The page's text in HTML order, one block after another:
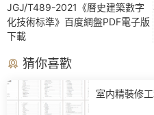
JGJ/T489-2021《曆史建築數字
化技術标準》百度網盤PDF電子版
下載
猜你喜歡
室内精裝修